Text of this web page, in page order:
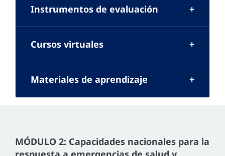
Instrumentos de evaluación
Cursos virtuales
Materiales de aprendizaje
MÓDULO 2: Capacidades nacionales para la